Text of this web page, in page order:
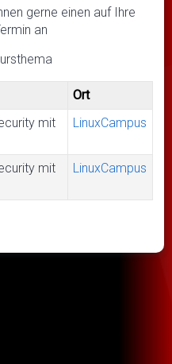
gerne einen auf Ihre
an
Ort
mit
LinuxCampus
mit
LinuxCampus